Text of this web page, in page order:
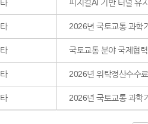
피지컬AI 기반 터널 유
2026년 국토교통 과학
국토교통 분야 국제협
2026년 위탁정산수수
2026년 국토교통 과학